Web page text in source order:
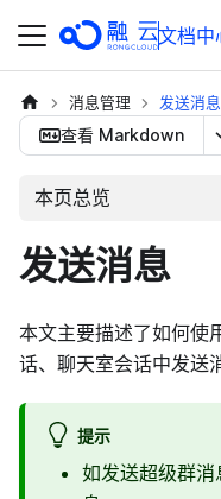
文档中
消息管理 发送消息
查看 Markdown
本页总览
发送消息
本文主要描述了如何使
话、聊天室会话中发送
提示
如发送超级群